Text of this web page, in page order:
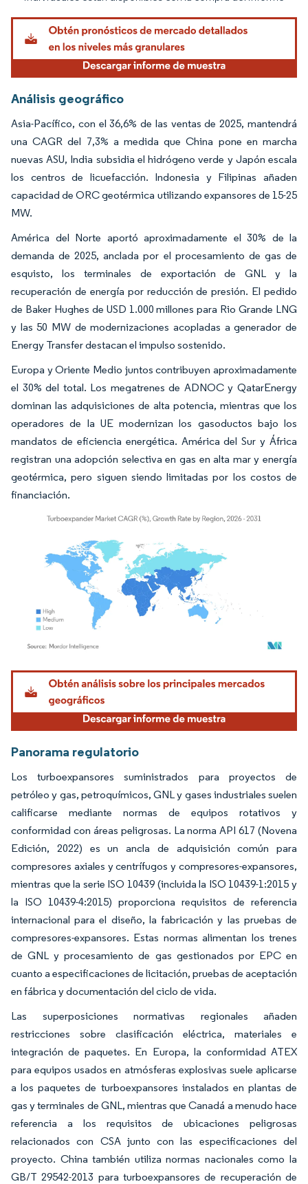
Análisis geográfico
Asia-Pacífico, con el 36,6% de las ventas de 2025, mantendrá
una CAGR del 7,3% a medida que China pone en marcha
nuevas ASU, India subsidia el hidrógeno verde y Japón escala
los centros de licuefacción. Indonesia y Filipinas añaden
capacidad de ORC geotérmica utilizando expansores de 15-25
MW.
América del Norte aportó aproximadamente el 30% de la
demanda de 2025, anclada por el procesamiento de gas de
esquisto, los terminales de exportación de GNL y la
recuperación de energía por reducción de presión. El pedido
de Baker Hughes de USD 1.000 millones para Rio Grande LNG
y las 50 MW de modernizaciones acopladas a generador de
Energy Transfer destacan el impulso sostenido.
Europa y Oriente Medio juntos contribuyen aproximadamente
el 30% del total. Los megatrenes de ADNOC y QatarEnergy
dominan las adquisiciones de alta potencia, mientras que los
operadores de la UE modernizan los gasoductos bajo los
mandatos de eficiencia energética. América del Sur y África
registran una adopción selectiva en gas en alta mar y energía
geotérmica, pero siguen siendo limitadas por los costos de
financiación.
Imagen © Mordor Intelligence. El uso requiere atribución según CC BY 4.0.
Panorama regulatorio
Los turboexpansores suministrados para proyectos de
petróleo y gas, petroquímicos, GNL y gases industriales suelen
calificarse mediante normas de equipos rotativos y
conformidad con áreas peligrosas. La norma API 617 (Novena
Edición, 2022) es un ancla de adquisición común para
compresores axiales y centrífugos y compresores-expansores,
mientras que la serie ISO 10439 (incluida la ISO 10439-1:2015 y
la ISO 10439-4:2015) proporciona requisitos de referencia
internacional para el diseño, la fabricación y las pruebas de
compresores-expansores. Estas normas alimentan los trenes
de GNL y procesamiento de gas gestionados por EPC en
cuanto a especificaciones de licitación, pruebas de aceptación
en fábrica y documentación del ciclo de vida.
Las superposiciones normativas regionales añaden
restricciones sobre clasificación eléctrica, materiales e
integración de paquetes. En Europa, la conformidad ATEX
para equipos usados en atmósferas explosivas suele aplicarse
a los paquetes de turboexpansores instalados en plantas de
gas y terminales de GNL, mientras que Canadá a menudo hace
referencia a los requisitos de ubicaciones peligrosas
relacionados con CSA junto con las especificaciones del
proyecto. China también utiliza normas nacionales como la
GB/T 29542-2013 para turboexpansores de recuperación de